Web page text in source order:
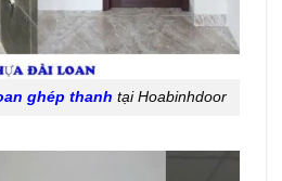
ghép thanh tại Hoabinhdoor